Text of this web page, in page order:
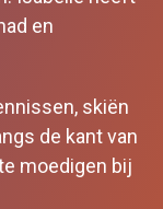
en
skiën
de kant van
moedigen bij